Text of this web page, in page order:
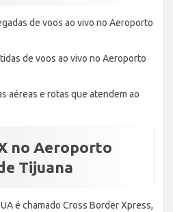
de voos ao vivo no Aeroporto
de voos ao vivo no Aeroporto
aéreas e rotas que atendem ao
no Aeroporto
Tijuana
é chamado Cross Border Xpress,